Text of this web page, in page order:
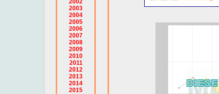
2002
2003
2004
2005
2006
2007
2008
2009
2010
2011
2012
2013
2014
2015